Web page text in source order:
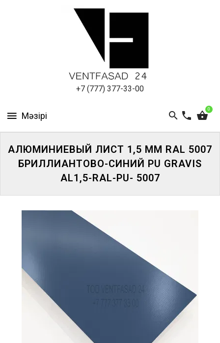
+7 (777) 377-33-00
0
ПАНЕЛИ
АЛЮМИНИЕВЫЙ ЛИСТ 1,5 ММ RAL 5007
БРИЛЛИАНТОВО-СИНИЙ PU GRAVIS
AL1,5-RAL-PU- 5007